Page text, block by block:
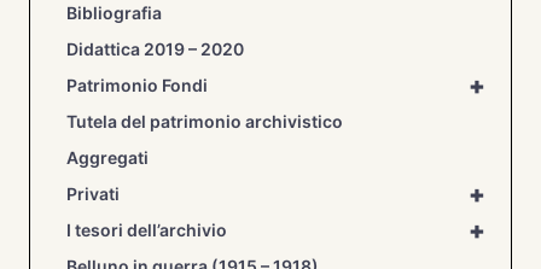
Bibliografia
Didattica 2019 – 2020
+
Patrimonio Fondi
Tutela del patrimonio archivistico
Aggregati
+
Privati
+
I tesori dell’archivio